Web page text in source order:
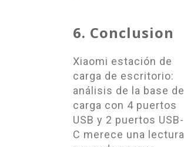
6. Conclusion
Xiaomi estación de
carga de escritorio:
análisis de la base de
carga con 4 puertos
USB y 2 puertos USB-
C merece una lectura